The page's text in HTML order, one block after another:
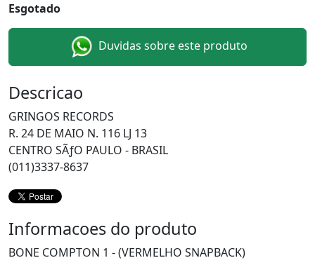
Esgotado
Duvidas sobre este produto
Descricao
GRINGOS RECORDS
R. 24 DE MAIO N. 116 LJ 13
CENTRO SÃƒO PAULO - BRASIL
(011)3337-8637
Informacoes do produto
BONE COMPTON 1 - (VERMELHO SNAPBACK)